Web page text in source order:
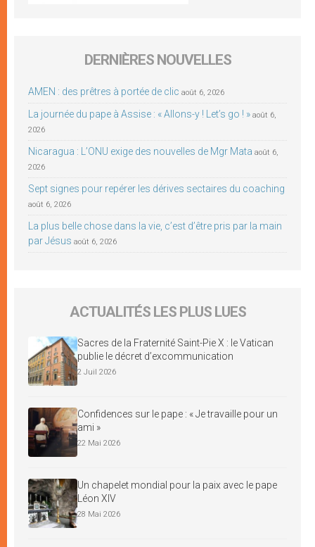
DERNIÈRES NOUVELLES
AMEN : des prêtres à portée de clic août 6, 2026
La journée du pape à Assise : « Allons-y ! Let’s go ! » août 6,
2026
Nicaragua : L’ONU exige des nouvelles de Mgr Mata août 6,
2026
Sept signes pour repérer les dérives sectaires du coaching
août 6, 2026
La plus belle chose dans la vie, c’est d’être pris par la main
par Jésus août 6, 2026
ACTUALITÉS LES PLUS LUES
Sacres de la Fraternité Saint-Pie X : le Vatican
publie le décret d’excommunication
2 Juil 2026
Confidences sur le pape : « Je travaille pour un
ami »
22 Mai 2026
Un chapelet mondial pour la paix avec le pape
Léon XIV
28 Mai 2026